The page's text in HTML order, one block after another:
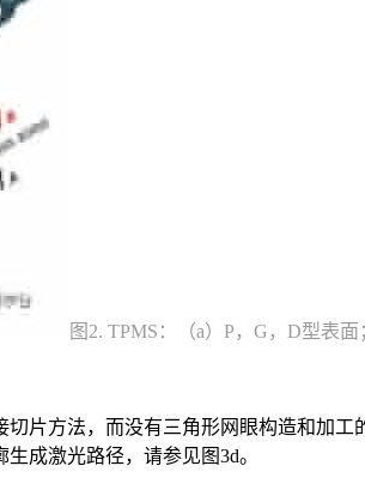
图2. TPMS：（a）P，G，D型表
片方法，而没有三角形网眼构造和加
成激光路径，请参见图3d。